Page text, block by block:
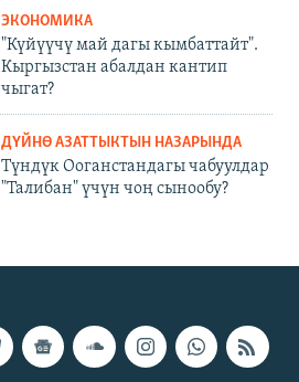
ЭКОНОМИКА
"Күйүүчү май дагы кымбаттайт".
Кыргызстан абалдан кантип
чыгат?
ДҮЙНӨ АЗАТТЫКТЫН НАЗАРЫНДА
Түндүк Ооганстандагы чабуулдар
"Талибан" үчүн чоң сынообу?